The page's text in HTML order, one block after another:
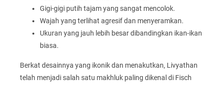
Gigi-gigi putih tajam yang sangat mencolok.
Wajah yang terlihat agresif dan menyeramkan.
Ukuran yang jauh lebih besar dibandingkan ikan-ikan
biasa.
Berkat desainnya yang ikonik dan menakutkan, Livyathan
telah menjadi salah satu makhluk paling dikenal di Fisch